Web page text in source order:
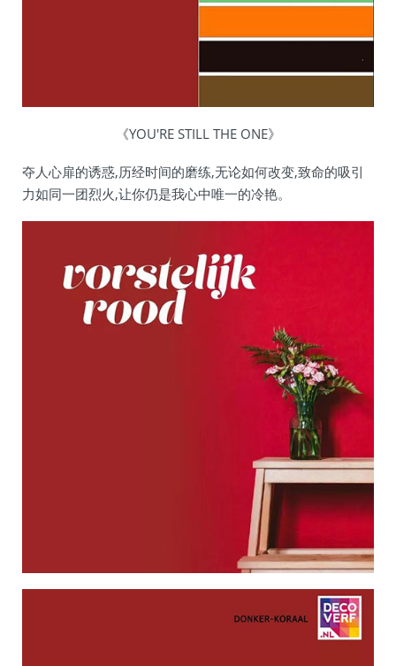
《YOU'RE STILL THE ONE》
夺人心扉的诱惑,历经时间的磨练,无论如何改变,致命的吸引
力如同一团烈火,让你仍是我心中唯一的冷艳。